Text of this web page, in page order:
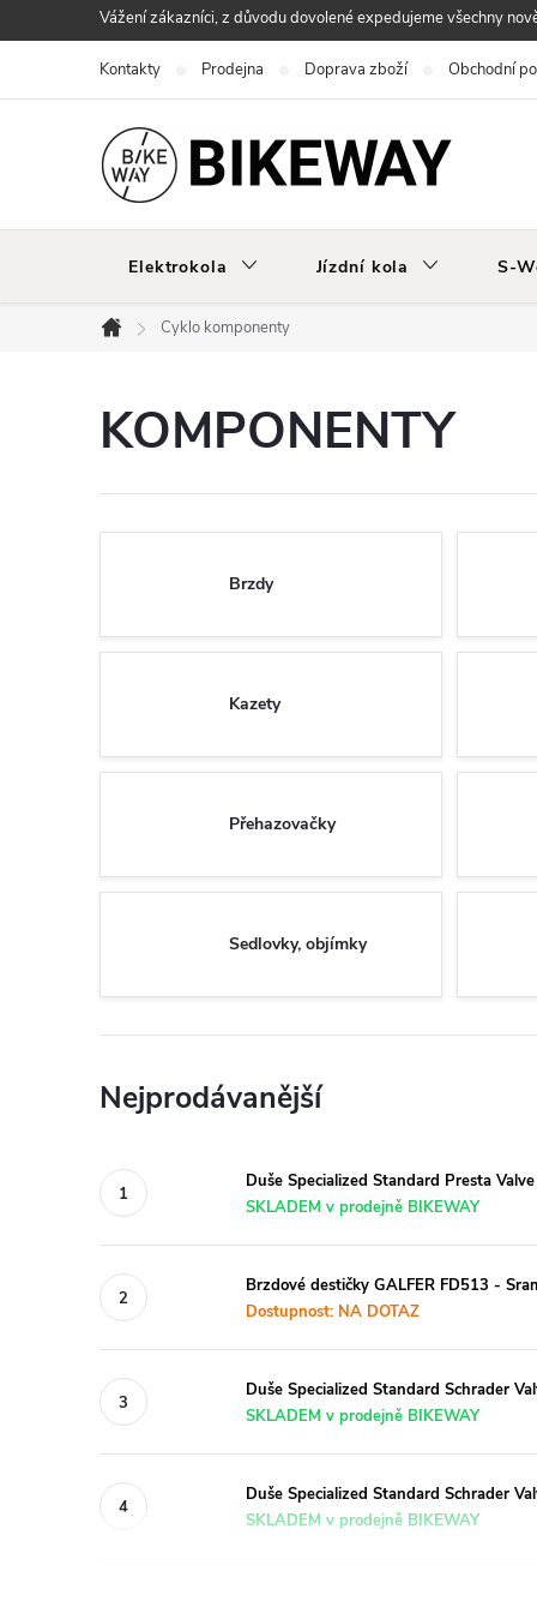
na
Vážení zákazníci, z důvodu dovolené expedujeme všechny
Kontakty Prodejna Doprava zboží Obchodní
Elektrokola Jízdní kola S-
Domů
Cyklo komponenty
KOMPONENTY
Brzdy
Kazety
Přehazovačky
Sedlovky, objímky
Nejprodávanější
Duše Specialized Standard Presta
SKLADEM v prodejně BIKEWAY
Brzdové destičky GALFER FD513 -
Dostupnost: NA DOTAZ
Duše Specialized Standard Schrader
SKLADEM v prodejně BIKEWAY
Duše Specialized Standard Schrader
SKLADEM v prodejně BIKEWAY